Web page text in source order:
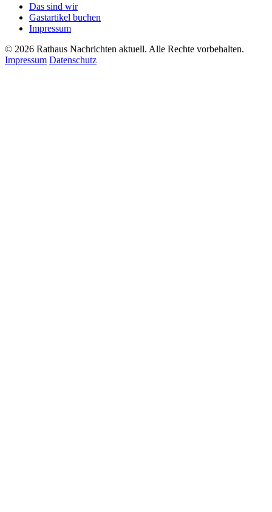
Das sind wir
Gastartikel buchen
Impressum
© 2026 Rathaus Nachrichten aktuell. Alle Rechte vorbehalten.
Impressum Datenschutz